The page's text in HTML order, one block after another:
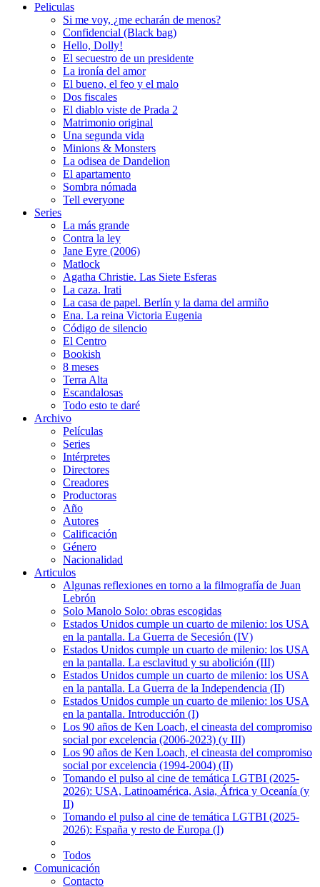
Peliculas
Si me voy, ¿me echarán de menos?
Confidencial (Black bag)
Hello, Dolly!
El secuestro de un presidente
La ironía del amor
El bueno, el feo y el malo
Dos fiscales
El diablo viste de Prada 2
Matrimonio original
Una segunda vida
Minions & Monsters
La odisea de Dandelion
El apartamento
Sombra nómada
Tell everyone
Series
La más grande
Contra la ley
Jane Eyre (2006)
Matlock
Agatha Christie. Las Siete Esferas
La caza. Irati
La casa de papel. Berlín y la dama del armiño
Ena. La reina Victoria Eugenia
Código de silencio
El Centro
Bookish
8 meses
Terra Alta
Escandalosas
Todo esto te daré
Archivo
Películas
Series
Intérpretes
Directores
Creadores
Productoras
Año
Autores
Calificación
Género
Nacionalidad
Articulos
Algunas reflexiones en torno a la filmografía de Juan
Lebrón
Solo Manolo Solo: obras escogidas
Estados Unidos cumple un cuarto de milenio: los USA
en la pantalla. La Guerra de Secesión (IV)
Estados Unidos cumple un cuarto de milenio: los USA
en la pantalla. La esclavitud y su abolición (III)
Estados Unidos cumple un cuarto de milenio: los USA
en la pantalla. La Guerra de la Independencia (II)
Estados Unidos cumple un cuarto de milenio: los USA
en la pantalla. Introducción (I)
Los 90 años de Ken Loach, el cineasta del compromiso
social por excelencia (2006-2023) (y III)
Los 90 años de Ken Loach, el cineasta del compromiso
social por excelencia (1994-2004) (II)
Tomando el pulso al cine de temática LGTBI (2025-
2026): USA, Latinoamérica, Asia, África y Oceanía (y
II)
Tomando el pulso al cine de temática LGTBI (2025-
2026): España y resto de Europa (I)
Todos
Comunicación
Contacto